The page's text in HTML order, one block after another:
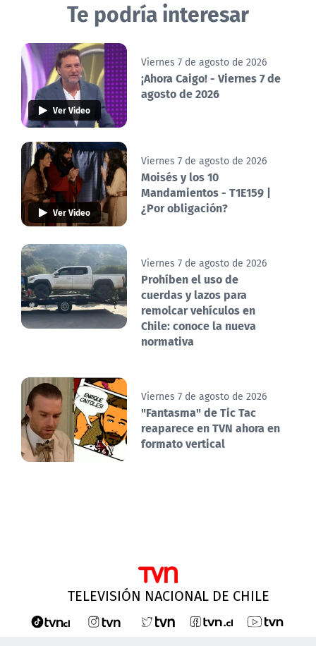
Te podría interesar
Ver Video
Viernes 7 de agosto de 2026
¡Ahora Caigo! - Viernes 7 de
agosto de 2026
Ver Video
Viernes 7 de agosto de 2026
Moisés y los 10
Mandamientos - T1E159 |
¿Por obligación?
Viernes 7 de agosto de 2026
Prohíben el uso de
cuerdas y lazos para
remolcar vehículos en
Chile: conoce la nueva
normativa
Viernes 7 de agosto de 2026
"Fantasma" de Tic Tac
reaparece en TVN ahora en
formato vertical
TELEVISIÓN NACIONAL DE CHILE